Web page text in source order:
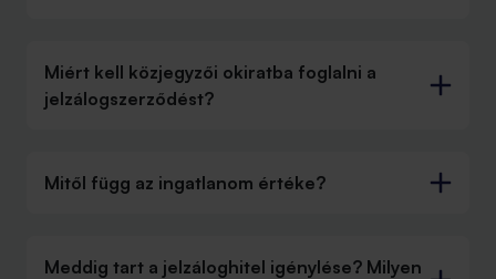
Miért kell közjegyzői okiratba foglalni a
jelzálogszerződést?
Mitől függ az ingatlanom értéke?
Meddig tart a jelzáloghitel igénylése? Milyen